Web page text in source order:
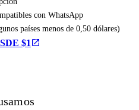
con WhatsApp
países menos de 0,50 dólares)
$1